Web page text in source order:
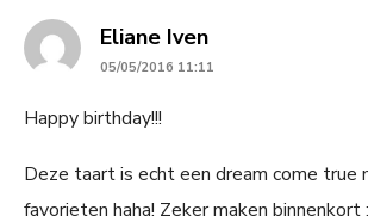
Eliane Ivensays:
05/05/2016 11:11
Happy birthday!!!
Deze taart is echt een dream come true
favorieten haha! Zeker maken binnenkort